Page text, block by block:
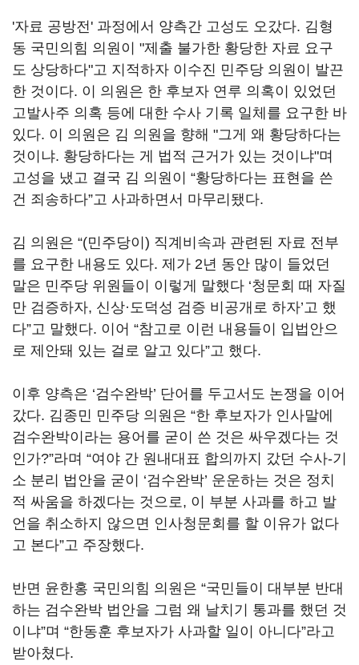
'자료 공방전' 과정에서 양측간 고성도 오갔다. 김형
동 국민의힘 의원이 "제출 불가한 황당한 자료 요구
도 상당하다"고 지적하자 이수진 민주당 의원이 발끈
한 것이다. 이 의원은 한 후보자 연루 의혹이 있었던
고발사주 의혹 등에 대한 수사 기록 일체를 요구한 바
있다. 이 의원은 김 의원을 향해 "그게 왜 황당하다는
것이냐. 황당하다는 게 법적 근거가 있는 것이냐"며
고성을 냈고 결국 김 의원이 “황당하다는 표현을 쓴
건 죄송하다”고 사과하면서 마무리됐다.
김 의원은 “(민주당이) 직계비속과 관련된 자료 전부
를 요구한 내용도 있다. 제가 2년 동안 많이 들었던
말은 민주당 위원들이 이렇게 말했다 ‘청문회 때 자질
만 검증하자, 신상·도덕성 검증 비공개로 하자’고 했
다”고 말했다. 이어 “참고로 이런 내용들이 입법안으
로 제안돼 있는 걸로 알고 있다”고 했다.
이후 양측은 ‘검수완박’ 단어를 두고서도 논쟁을 이어
갔다. 김종민 민주당 의원은 “한 후보자가 인사말에
검수완박이라는 용어를 굳이 쓴 것은 싸우겠다는 것
인가?”라며 “여야 간 원내대표 합의까지 갔던 수사-기
소 분리 법안을 굳이 ‘검수완박’ 운운하는 것은 정치
적 싸움을 하겠다는 것으로, 이 부분 사과를 하고 발
언을 취소하지 않으면 인사청문회를 할 이유가 없다
고 본다”고 주장했다.
반면 윤한홍 국민의힘 의원은 “국민들이 대부분 반대
하는 검수완박 법안을 그럼 왜 날치기 통과를 했던 것
이냐”며 “한동훈 후보자가 사과할 일이 아니다”라고
받아쳤다.